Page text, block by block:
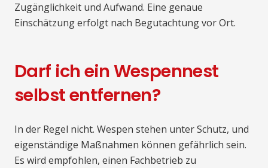
Zugänglichkeit und Aufwand. Eine genaue
Einschätzung erfolgt nach Begutachtung vor Ort.
Darf ich ein Wespennest
selbst entfernen?
In der Regel nicht. Wespen stehen unter Schutz, und
eigenständige Maßnahmen können gefährlich sein.
Es wird empfohlen, einen Fachbetrieb zu